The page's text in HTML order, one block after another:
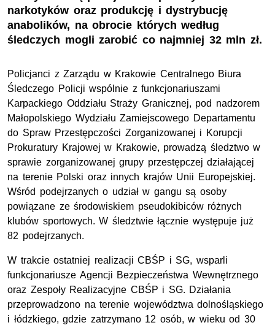
narkotyków oraz produkcję i dystrybucję
anabolików, na obrocie których według
śledczych mogli zarobić co najmniej 32 mln zł.
Policjanci z Zarządu w Krakowie Centralnego Biura
Śledczego Policji wspólnie z funkcjonariuszami
Karpackiego Oddziału Straży Granicznej, pod nadzorem
Małopolskiego Wydziału Zamiejscowego Departamentu
do Spraw Przestępczości Zorganizowanej i Korupcji
Prokuratury Krajowej w Krakowie, prowadzą śledztwo w
sprawie zorganizowanej grupy przestępczej działającej
na terenie Polski oraz innych krajów Unii Europejskiej.
Wśród podejrzanych o udział w gangu są osoby
powiązane ze środowiskiem pseudokibiców różnych
klubów sportowych. W śledztwie łącznie występuje już
82 podejrzanych.
W trakcie ostatniej realizacji CBŚP i SG, wsparli
funkcjonariusze Agencji Bezpieczeństwa Wewnętrznego
oraz Zespoły Realizacyjne CBŚP i SG. Działania
przeprowadzono na terenie województwa dolnośląskiego
i łódzkiego, gdzie zatrzymano 12 osób, w wieku od 30